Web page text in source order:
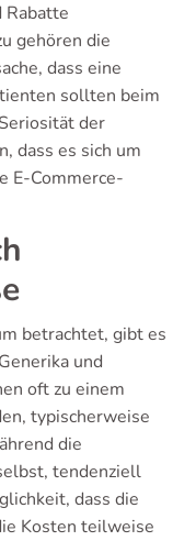
Rabatte
gehören die
dass eine
sollten beim
der
dass es sich um
E-Commerce-
betrachtet, gibt es
und
oft zu einem
typischerweise
die
tendenziell
dass die
Kosten teilweise